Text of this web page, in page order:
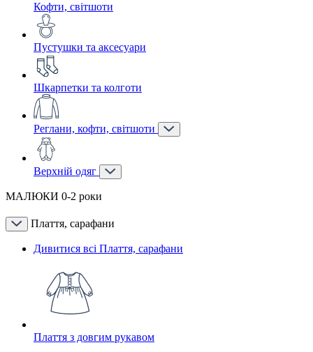
Кофти, світшоти
Пустушки та аксесуари
Шкарпетки та колготи
Реглани, кофти, світшоти
Верхній одяг
МАЛЮКИ 0-2 роки
Плаття, сарафани
Дивитися всі Плаття, сарафани
Плаття з довгим рукавом